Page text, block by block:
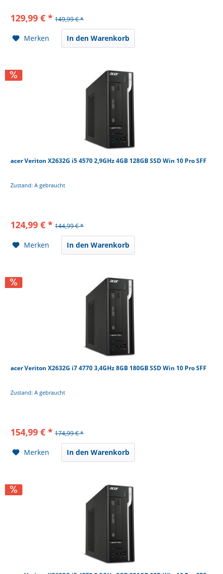
129,99 € * 149,99 € *
Merken In den Warenkorb
acer Veriton X2632G i5 4570 2,9GHz 4GB 128GB SSD Win 10 Pro SFF
Zustand: A gebraucht
124,99 € * 144,99 € *
Merken In den Warenkorb
acer Veriton X2632G i7 4770 3,4GHz 8GB 180GB SSD Win 10 Pro SFF
Zustand: A gebraucht
154,99 € * 174,99 € *
Merken In den Warenkorb